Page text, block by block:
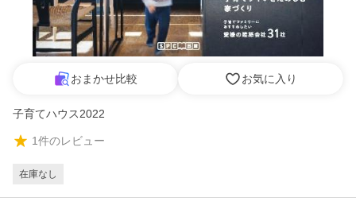
おまかせ比較 お気に入り
子育てハウス2022
1件のレビュー
在庫なし